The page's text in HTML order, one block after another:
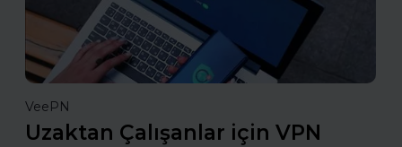
VeePN
Uzaktan Çalışanlar için VPN